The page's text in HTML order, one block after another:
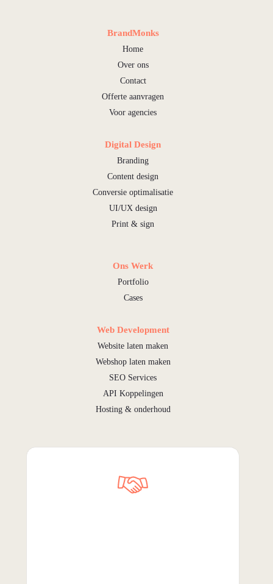
BrandMonks
Home
Over ons
Contact
Offerte aanvragen
Voor agencies
Digital Design
Branding
Content design
Conversie optimalisatie
UI/UX design
Print & sign
Ons Werk
Portfolio
Cases
Web Development
Website laten maken
Webshop laten maken
SEO Services
API Koppelingen
Hosting & onderhoud